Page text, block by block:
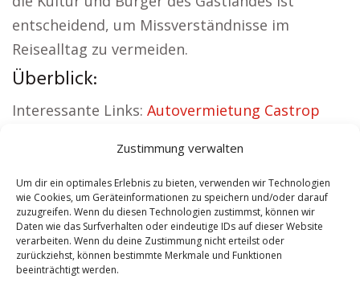
Zustimmung verwalten
Um dir ein optimales Erlebnis zu bieten, verwenden wir Technologien
wie Cookies, um Geräteinformationen zu speichern und/oder darauf
zuzugreifen. Wenn du diesen Technologien zustimmst, können wir
Daten wie das Surfverhalten oder eindeutige IDs auf dieser Website
verarbeiten. Wenn du deine Zustimmung nicht erteilst oder
zurückziehst, können bestimmte Merkmale und Funktionen
beeinträchtigt werden.
entscheidend, um Missverständnisse im
Reisealltag zu vermeiden.
Überblick:
Interessante Links: Autovermietung Castrop
Versicherung Castrop Rauxel|Hundeschule
Castrop Rauxel|Schamane Castrop Rauxel|
Reisebüro Castrop Rauxel
Contents [show]